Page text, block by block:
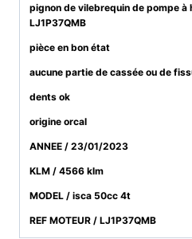
LJ1P37QMB
pignon de vilebrequin de pompe à
LJ1P37QMB
pièce en bon état
aucune partie de cassée ou de
dents ok
origine orcal
ANNEE / 23/01/2023
KLM / 4566 klm
MODEL / isca 50cc 4t
REF MOTEUR / LJ1P37QMB